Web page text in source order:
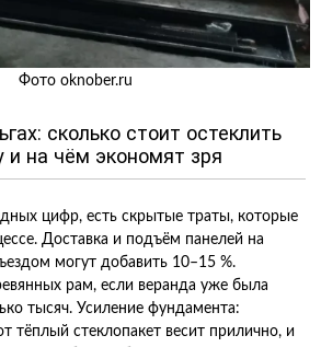
Фото oknober.ru
сколько стоит остеклить
и на чём экономят зря
цифр, есть скрытые траты, которые
Доставка и подъём панелей на
могут добавить 10–15 %.
рам, если веранда уже была
тысяч. Усиление фундамента:
тёплый стеклопакет весит прилично, и